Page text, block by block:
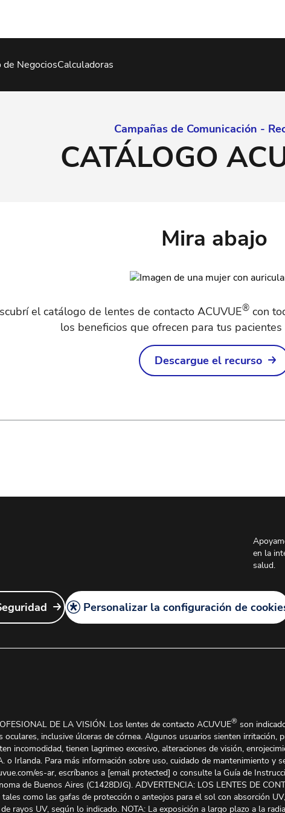
de NegociosCalculadoras
Campañas de Comunicación -
CATÁLOGO
Mira abajo
el catálogo de lentes de contacto ACUVUE® con
los beneficios que ofrecen para tus
Descargue el recurso
en la
salud.
Personalizar la configuración de
DE LA VISIÓN. Los lentes de contacto ACUVUE® son
inclusive úlceras de córnea. Algunos usuarios sienten
incomodidad, tienen lagrimeo excesivo, alteraciones de visión,
o Irlanda. Para más información sobre uso, cuidado de mantenimiento
es-ar, escríbanos a [email protected] o consulte la Guía de
de Buenos Aires (C1428DJG). ADVERTENCIA: LOS LENTES DE
como las gafas de protección o anteojos para el sol con absorción
rayos UV, según lo indicado. NOTA: La exposición a largo plazo a la